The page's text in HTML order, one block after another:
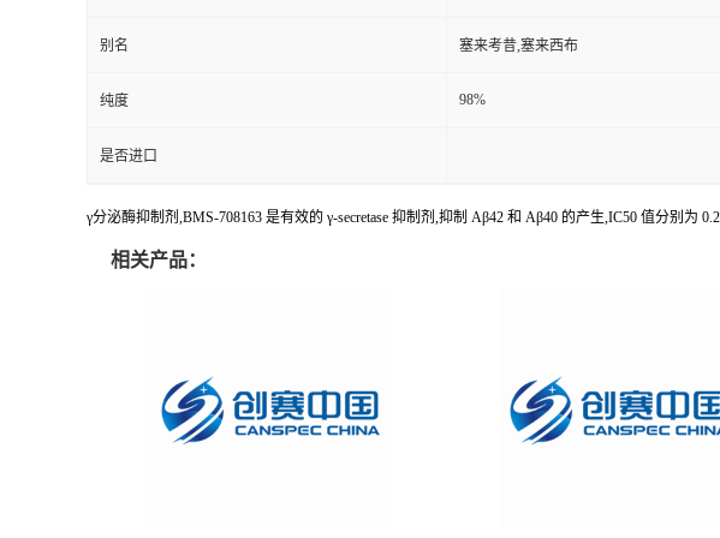
别名 塞来考昔,塞来西布
纯度 98%
是否进口
γ分泌酶抑制剂,BMS-708163 是有效的 γ-secretase 抑制剂,抑制 Aβ42 和 Aβ40 的产生,IC50 值分别为
相关产品：